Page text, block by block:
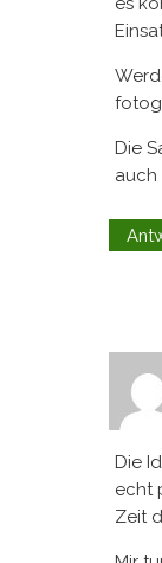
Die
auch
Die
echt
Zeit